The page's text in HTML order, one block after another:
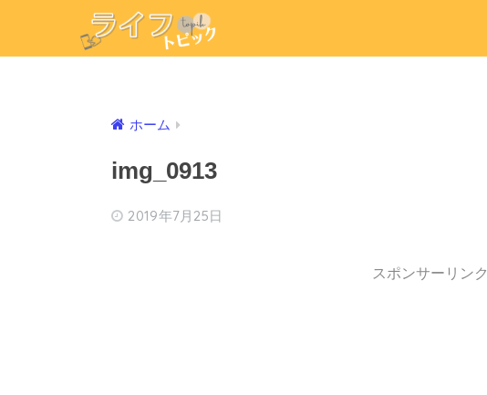
ホーム
img_0913
2019年7月25日
スポンサーリンク